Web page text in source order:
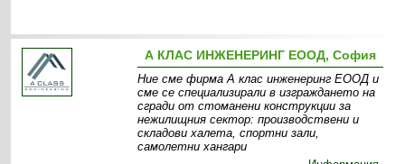
А КЛАС ИНЖЕНЕРИНГ ЕООД, София
Ние сме фирма А клас инженеринг ЕООД и
сме се специализирали в изграждането на
сгради от стоманени конструкции за
нежилищния сектор: производствени и
складови халета, спортни зали,
самолетни хангари